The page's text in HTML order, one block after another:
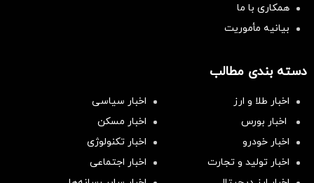
همکاری با ما
بیانیه مأموریت
دسته بندی مطالب
اخبار طلا و ارز
اخبار سیاسی
اخبار بورس
اخبار مسکن
اخبار خودرو
اخبار تکنولوژی
اخبار تولید و تجارت
اخبار اجتماعی